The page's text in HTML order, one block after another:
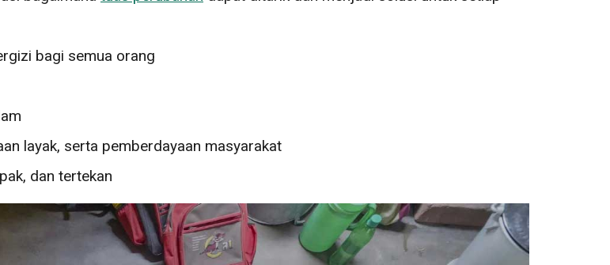
bagi semua orang
layak, serta pemberdayaan masyarakat
dan tertekan